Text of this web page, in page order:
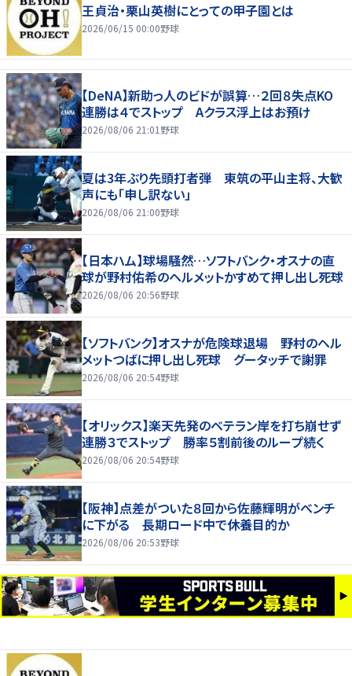
王貞治・栗山英樹にとっての甲子園とは
2026/06/15 00:00野球
【DeNA】新助っ人のビドが誤算…２回８失点KO
連勝は４でストップ Aクラス浮上はお預け
2026/08/06 21:01 野球
夏は3年ぶり先頭打者弾 東筑の平山主将、大歓
声にも「申し訳ない」
2026/08/06 21:00野球
【日本ハム】球場騒然…ソフトバンク・オスナの直
球が野村佑希のヘルメットかすめて押し出し死球
2026/08/06 20:56野球
【ソフトバンク】オスナが危険球退場 野村のヘル
メットつばに押し出し死球 グータッチで謝罪
2026/08/06 20:54野球
【オリックス】楽天先発のベテラン岸を打ち崩せず
連勝３でストップ 勝率５割前後のループ続く
2026/08/06 20:54野球
【阪神】点差がついた８回から佐藤輝明がベンチ
に下がる 長期ロード中で休養目的か
2026/08/06 20:53野球